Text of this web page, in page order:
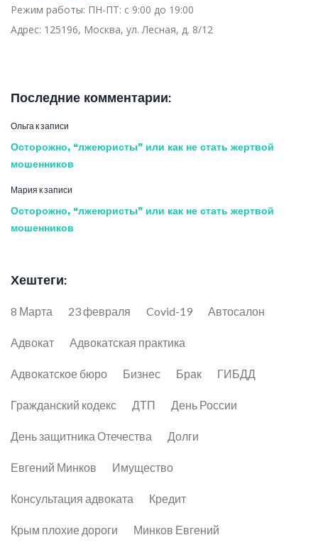
Режим работы: ПН-ПТ: с 9:00 до 19:00
Адрес: 125196, Москва, ул. Лесная, д. 8/12
Последние комментарии:
Ольга к записи
Осторожно, “лжеюристы” или как не стать жертвой
мошенников
Мария к записи
Осторожно, “лжеюристы” или как не стать жертвой
мошенников
Хештеги:
8 Марта 23 февраля Covid-19 Автосалон
Адвокат Адвокатская практика
Адвокатское бюро Бизнес Брак ГИБДД
Гражданский кодекс ДТП День России
День защитника Отечества Долги
Евгений Минков Имущество
Консультация адвоката Кредит
Крым плохие дороги Минков Евгений